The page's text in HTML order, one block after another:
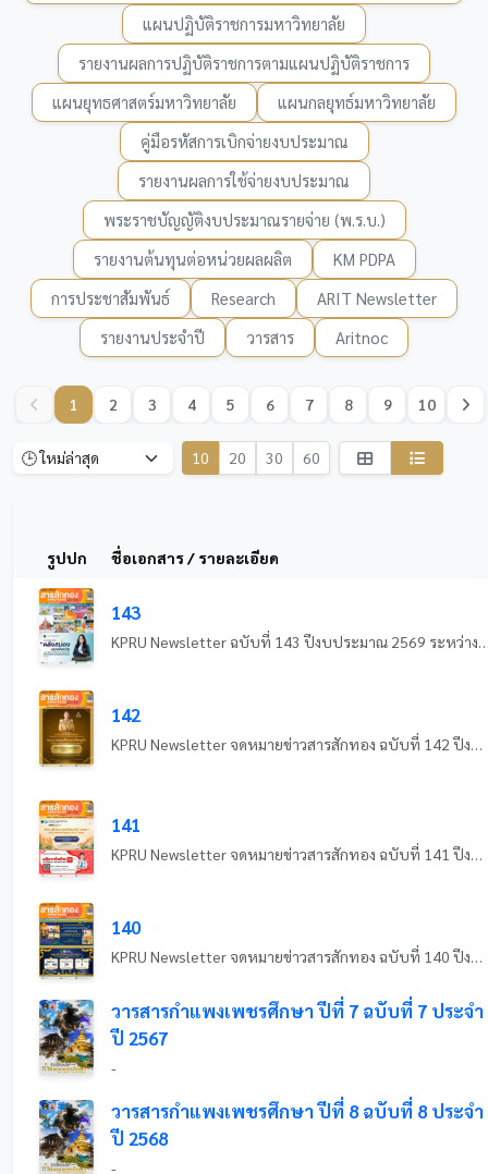
แผนปฏิบัติราชการมหาวิทยาลัย
รายงานผลการปฏิบัติราชการตามแผนปฏิบัติราชการ
แผนยุทธศาสตร์มหาวิทยาลัย
แผนกลยุทธ์มหาวิทยาลัย
คู่มือรหัสการเบิกจ่ายงบประมาณ
รายงานผลการใช้จ่ายงบประมาณ
พระราชบัญญัติงบประมาณรายจ่าย (พ.ร.บ.)
รายงานต้นทุนต่อหน่วยผลผลิต
KM PDPA
การประชาสัมพันธ์
Research
ARIT Newsletter
รายงานประจำปี
วารสาร Aritnoc
1 2 3 4 5 6 7 8 9 10
10 20 30 60
รูปปก ชื่อเอกสาร / รายละเอียด
143
KPRU Newsletter ฉบับที่ 143 ปีงบประมาณ
142
KPRU Newsletter จดหมายข่าวสารสักทอง ฉบับที่ 142 ปีงบประมาณ 2569 ระหว่างวันที่ 11 - 17 กรกฎาคม 2569
141
KPRU Newsletter จดหมายข่าวสารสักทอง ฉบับที่ 141 ปีงบประมาณ 2569 ระหว่างวันที่ 4 - 10 กรกฎาคม 2569
140
KPRU Newsletter จดหมายข่าวสารสักทอง ฉบับที่ 140 ปีงบประมาณ 2569 ระหว่างวันที่ 27 มิถุนายน - 3 กรกฎาคม 2569
วารสารกำแพงเพชรศึกษา ปีที่ 7 ฉบับที่ 7 ประจำ
ปี 2567
-
วารสารกำแพงเพชรศึกษา ปีที่ 8 ฉบับที่ 8 ประจำ
ปี 2568
-